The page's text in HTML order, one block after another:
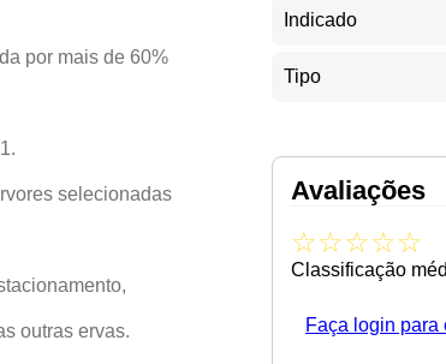
por mais de 60%
selecionadas
outras ervas.
Indicado
Tipo
Avaliações
☆☆☆☆☆
Classificação
Faça login para